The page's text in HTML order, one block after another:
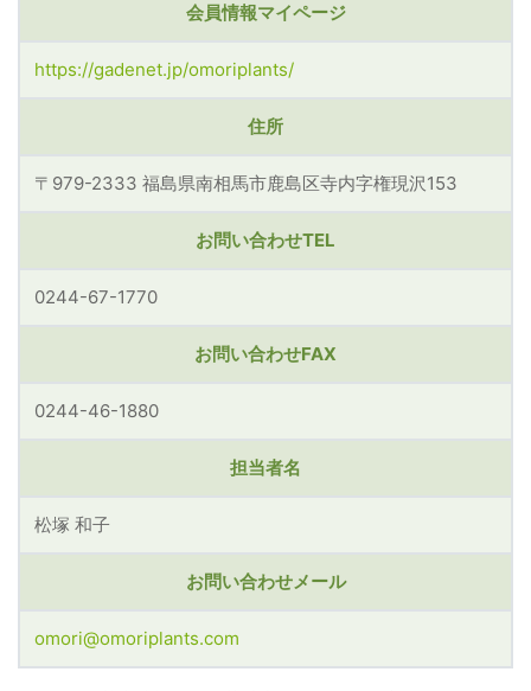
会員情報マイページ
https://gadenet.jp/omoriplants/
住所
〒979-2333 福島県南相馬市鹿島区寺内字権現沢153
お問い合わせTEL
0244-67-1770
お問い合わせFAX
0244-46-1880
担当者名
松塚 和子
お問い合わせメール
omori@omoriplants.com